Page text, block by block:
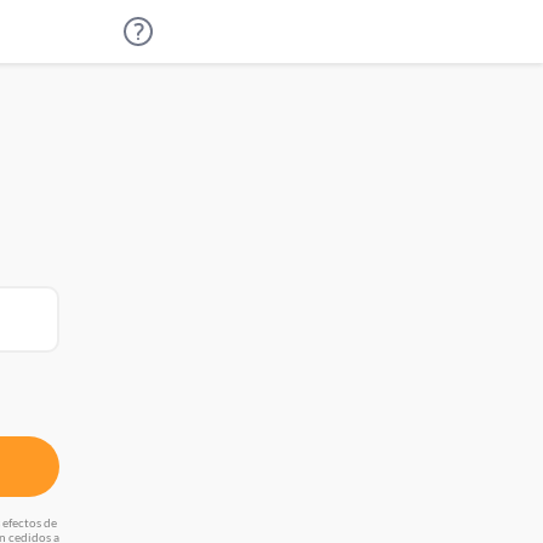
de
cedidos a